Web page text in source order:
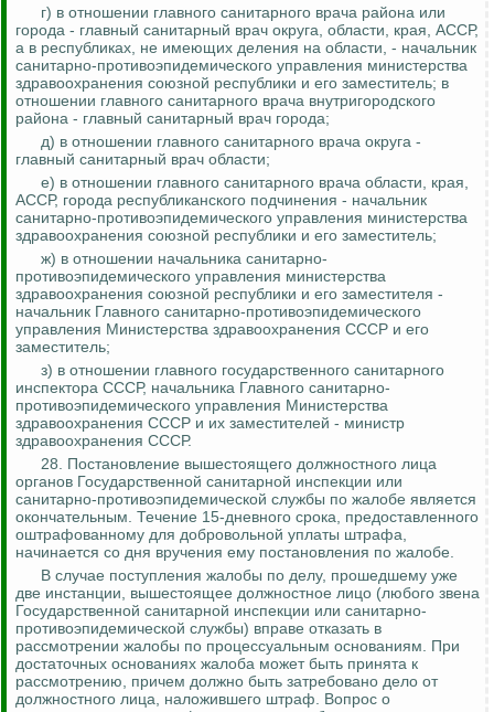
г) в отношении главного санитарного врача района или
города - главный санитарный врач округа, области, края, АССР,
а в республиках, не имеющих деления на области, - начальник
санитарно-противоэпидемического управления министерства
здравоохранения союзной республики и его заместитель; в
отношении главного санитарного врача внутригородского
района - главный санитарный врач города;
д) в отношении главного санитарного врача округа -
главный санитарный врач области;
е) в отношении главного санитарного врача области, края,
АССР, города республиканского подчинения - начальник
санитарно-противоэпидемического управления министерства
здравоохранения союзной республики и его заместитель;
ж) в отношении начальника санитарно-
противоэпидемического управления министерства
здравоохранения союзной республики и его заместителя -
начальник Главного санитарно-противоэпидемического
управления Министерства здравоохранения СССР и его
заместитель;
з) в отношении главного государственного санитарного
инспектора СССР, начальника Главного санитарно-
противоэпидемического управления Министерства
здравоохранения СССР и их заместителей - министр
здравоохранения СССР.
28. Постановление вышестоящего должностного лица
органов Государственной санитарной инспекции или
санитарно-противоэпидемической службы по жалобе является
окончательным. Течение 15-дневного срока, предоставленного
оштрафованному для добровольной уплаты штрафа,
начинается со дня вручения ему постановления по жалобе.
В случае поступления жалобы по делу, прошедшему уже
две инстанции, вышестоящее должностное лицо (любого звена
Государственной санитарной инспекции или санитарно-
противоэпидемической службы) вправе отказать в
рассмотрении жалобы по процессуальным основаниям. При
достаточных основаниях жалоба может быть принята к
рассмотрению, причем должно быть затребовано дело от
должностного лица, наложившего штраф. Вопрос о